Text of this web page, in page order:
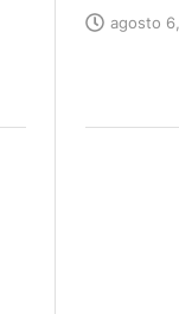
agosto